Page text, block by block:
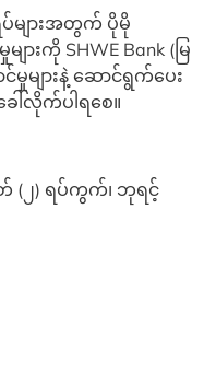
များအတွက် ပိုမို
းကို SHWE Bank (မြ
များနဲ့ ဆောင်ရွက်ပေး
ါ်လိုက်ပါရစေ။
(၂) ရပ်ကွက်၊ ဘုရင့်